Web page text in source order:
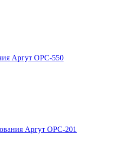
Аргут OPC-550
Аргут OPC-201